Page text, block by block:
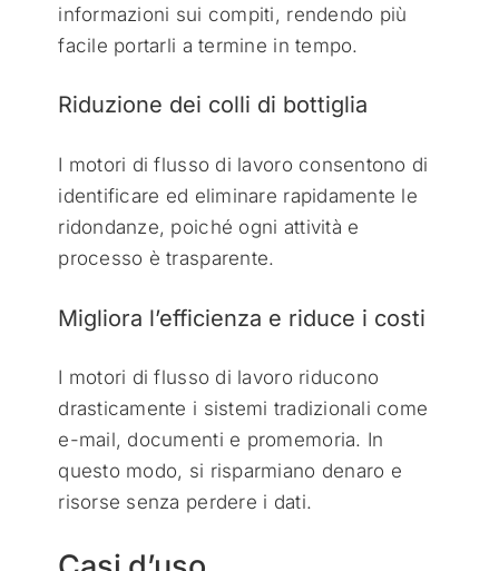
informazioni sui compiti, rendendo più
facile portarli a termine in tempo.
Riduzione dei colli di bottiglia
I motori di flusso di lavoro consentono di
identificare ed eliminare rapidamente le
ridondanze, poiché ogni attività e
processo è trasparente.
Migliora l’efficienza e riduce i costi
I motori di flusso di lavoro riducono
drasticamente i sistemi tradizionali come
e-mail, documenti e promemoria. In
questo modo, si risparmiano denaro e
risorse senza perdere i dati.